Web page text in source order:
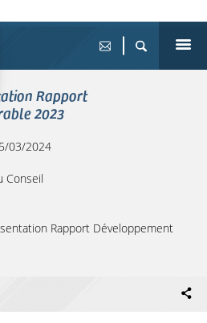
Rapport
2023
03/2024
Conseil
Rapport Développement